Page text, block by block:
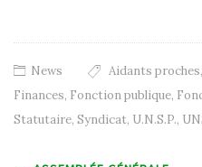
News Aidants proches,
Finances, Fonction publique,
Statutaire, Syndicat, U.N.S.P.,